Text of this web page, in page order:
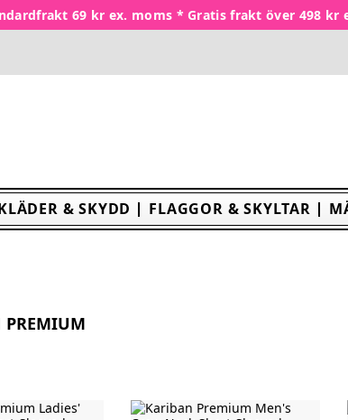
69 kr ex. moms * Gratis frakt över 498 kr
& SKYDD FLAGGOR & SKYLTAR
PREMIUM